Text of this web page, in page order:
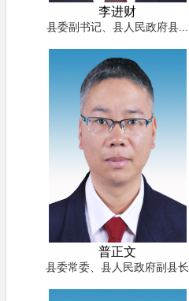
李进财
​县委副书记、县人民政府县...
普正文
县委常委、县人民政府副县长